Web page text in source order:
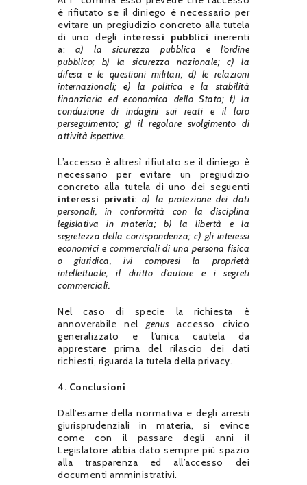
è rifiutato se il diniego è necessario per
evitare un pregiudizio concreto alla tutela
di uno degli interessi pubblici inerenti
a: a) la sicurezza pubblica e l’ordine
pubblico; b) la sicurezza nazionale; c) la
difesa e le questioni militari;d) le relazioni
internazionali;e) la politica e la stabilità
finanziaria ed economica dello Stato;f) la
conduzione di indagini sui reati e il loro
perseguimento; g) il regolare svolgimento di
attività ispettive.
L’accesso è altresì rifiutato se il diniego è
necessario per evitare un pregiudizio
concreto alla tutela di uno dei seguenti
interessi privati: a) la protezione dei dati
personali, in conformità con la disciplina
legislativa in materia;b) la libertà e la
segretezza della corrispondenza;c) gli interessi
economici e commerciali di una persona fisica
o giuridica, ivi compresi la proprietà
intellettuale, il diritto d’autore e i segreti
commerciali.
Nel caso di specie la richiesta è
annoverabile nelgenus accesso civico
generalizzato e l’unica cautela da
apprestare prima del rilascio dei dati
richiesti, riguarda la tutela della privacy.
4. Conclusioni
Dall’esame della normativa e degli arresti
giurisprudenziali in materia, si evince
come con il passare degli anni il
Legislatore abbia dato sempre più spazio
alla trasparenza ed all’accesso dei
documenti amministrativi.